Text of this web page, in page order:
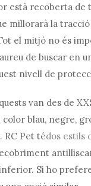
està recoberta de
millorarà la tracció
el mitjó no és
de buscar en
nivell de
van des de
color blau, negre,
RC Pet tédos estils
Si ho